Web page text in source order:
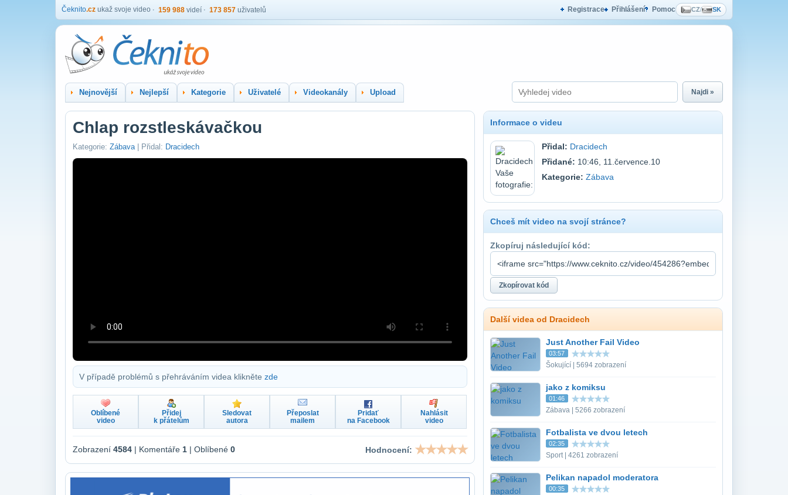
Čeknito.cz ukaž svoje video 159 988 videí 173 857 uživatelů Registrace Přihlášení Pomoc CZ/ SK
Nejnovější Nejlepší Kategorie Uživatelé Videokanály Upload Najdi »
Chlap rozstleskávačkou
Kategorie: Zábava| Přidal: Dracidech
V případě problémů s přehráváním videa klikněte zde
Oblíbené
video
Přidej
k přátelům
Sledovat
autora
Přeposlat
mailem
Pridať
na Facebook
Nahlásit
video
Zobrazení 4584 | Komentáře 1 | Oblíbené 0 Hodnocení:
Informace o videu
Přidal: Dracidech
Přidané: 10:46, 11.července.10
Kategorie: Zábava
Chceš mít video na svojí stránce?
Zkopíruj následující kód:
Další videa od Dracidech
Just Another Fail Video
03:57
Šokující | 5694 zobrazení
jako z komiksu
01:46
Zábava | 5266 zobrazení
Fotbalista ve dvou letech
02:35
Sport | 4261 zobrazení
Pelikan napadol moderatora
00:35